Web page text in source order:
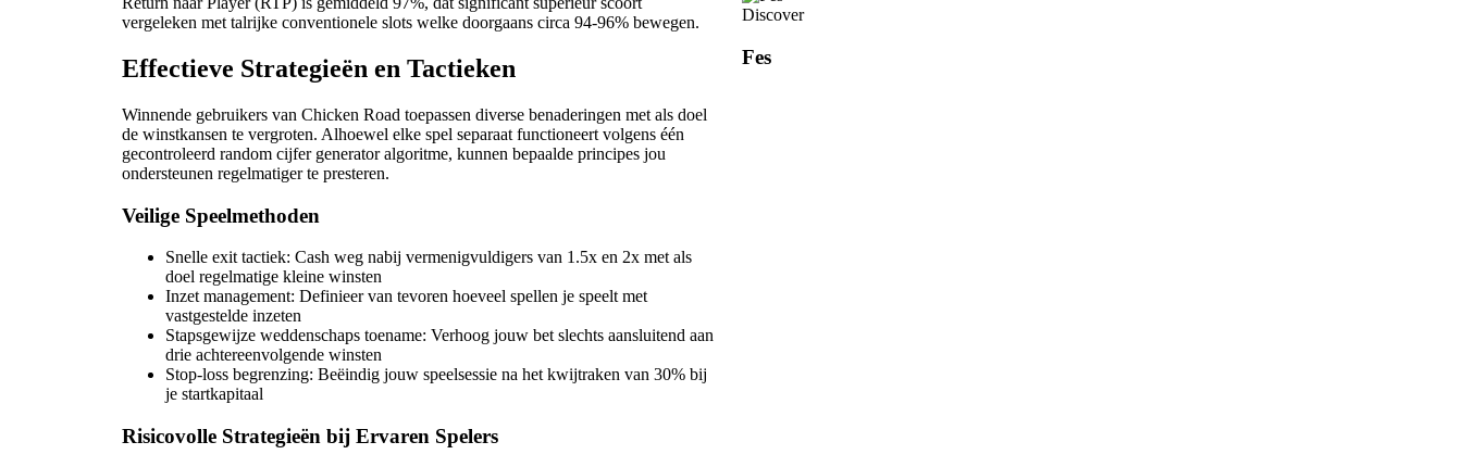
vergeleken met talrijke conventionele slots welke doorgaans circa 94-96% bewegen.
Effectieve Strategieën en Tactieken
Winnende gebruikers van Chicken Road toepassen diverse benaderingen met als doel
de winstkansen te vergroten. Alhoewel elke spel separaat functioneert volgens één
gecontroleerd random cijfer generator algoritme, kunnen bepaalde principes jou
ondersteunen regelmatiger te presteren.
Veilige Speelmethoden
Snelle exit tactiek: Cash weg nabij vermenigvuldigers van 1.5x en 2x met als
doel regelmatige kleine winsten
Inzet management: Definieer van tevoren hoeveel spellen je speelt met
vastgestelde inzeten
Stapsgewijze weddenschaps toename: Verhoog jouw bet slechts aansluitend aan
drie achtereenvolgende winsten
Stop-loss begrenzing: Beëindig jouw speelsessie na het kwijtraken van 30% bij
je startkapitaal
Risicovolle Strategieën bij Ervaren Spelers
Discover
Fes